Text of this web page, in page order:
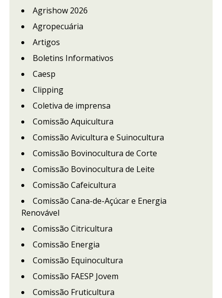
Agrishow 2026
Agropecuária
Artigos
Boletins Informativos
Caesp
Clipping
Coletiva de imprensa
Comissão Aquicultura
Comissão Avicultura e Suinocultura
Comissão Bovinocultura de Corte
Comissão Bovinocultura de Leite
Comissão Cafeicultura
Comissão Cana-de-Açúcar e Energia
Renovável
Comissão Citricultura
Comissão Energia
Comissão Equinocultura
Comissão FAESP Jovem
Comissão Fruticultura